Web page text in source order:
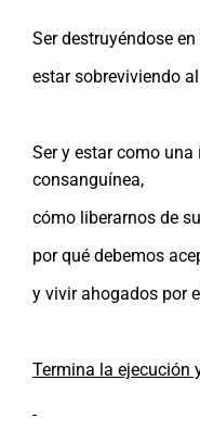
Ser destruyéndose
estar sobreviviendo
Ser y estar como
consanguínea,
cómo liberarnos de
por qué debemos
y vivir ahogados por
Termina la ejecución